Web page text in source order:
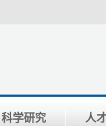
科学研究 人